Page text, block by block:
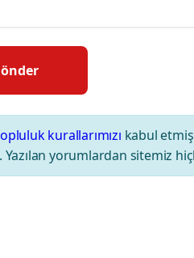
kurallarımızı kabul
yorumlardan sitemiz